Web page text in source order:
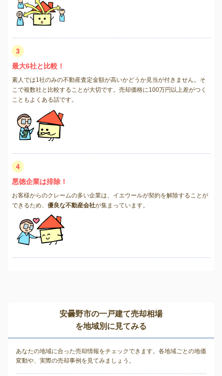
3
最大6社と比較！
素人では1社のみの不動産査定金額が高いかどうか見当が付きません。そ
こで複数社と比較することが大切です。売却価格に100万円以上差がつく
こともよくある話です。
4
悪徳企業は排除！
お客様からのクレームの多い企業は、イエウールが契約を解除することが
できるため、 優良な不動産会社が集まっています。
安曇野市の一戸建て売却相場
を地域別に見てみる
あなたの地域に合った売却情報をチェックできます。各地域ごとの地価
変動や、実際の売却事例を見てみましょう。